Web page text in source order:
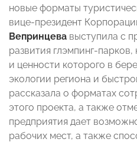
новые форматы
вице-президент
Вепринцева выступила с
развития глэмпинг-
и ценности которого в
экологии региона и
рассказала о форматах
этого проекта, а также
предприятия дает
рабочих мест, а также